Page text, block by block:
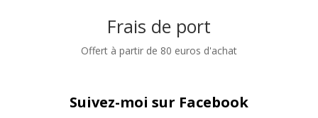
Frais de port
Offert à partir de 80 euros d'achat
Suivez-moi sur Facebook